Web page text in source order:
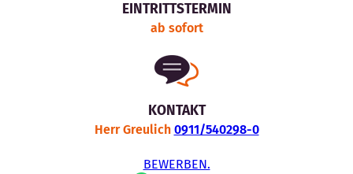
EINTRITTSTERMIN
ab sofort
KONTAKT
Herr Greulich 0911/540298-0
BEWERBEN.